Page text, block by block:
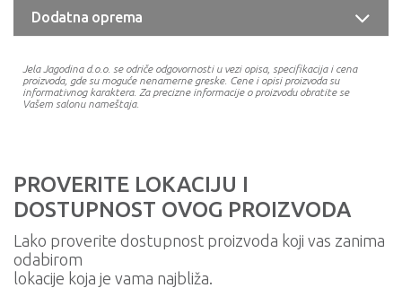
Dodatna oprema
Jela Jagodina d.o.o. se odriče odgovornosti u vezi opisa, specifikacija i cena
proizvoda, gde su moguće nenamerne greske. Cene i opisi proizvoda su
informativnog karaktera. Za precizne informacije o proizvodu obratite se
Vašem salonu nameštaja.
PROVERITE LOKACIJU I
DOSTUPNOST OVOG PROIZVODA
Lako proverite dostupnost proizvoda koji vas zanima
odabirom
lokacije koja je vama najbliža.